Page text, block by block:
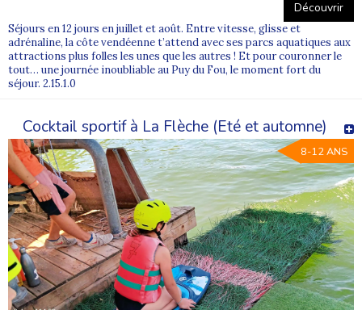
Découvrir
Séjours en 12 jours en juillet et août. Entre vitesse, glisse et
adrénaline, la côte vendéenne t’attend avec ses parcs aquatiques aux
attractions plus folles les unes que les autres ! Et pour couronner le
tout… une journée inoubliable au Puy du Fou, le moment fort du
séjour. 2.15.1.0
Cocktail sportif à La Flèche (Eté et automne)
8-12 ANS